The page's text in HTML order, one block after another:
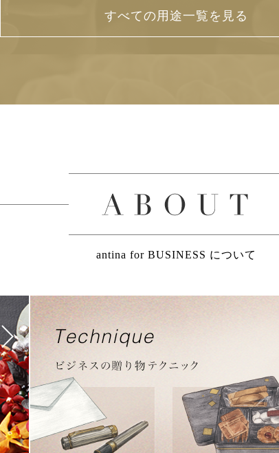
すべての用途一覧を見る
antina for BUSINESS について